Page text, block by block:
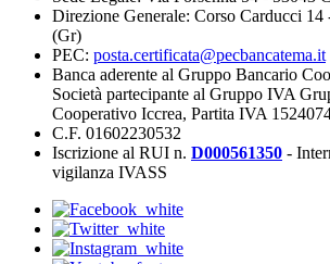
Direzione Generale: Corso Carducci 14
(Gr)
PEC: posta.certificata@pecbancatema.it
Banca aderente al Gruppo Bancario
Società partecipante al Gruppo IVA
Cooperativo Iccrea, Partita IVA
C.F. 01602230532
Iscrizione al RUI n. D000561350 -
vigilanza IVASS